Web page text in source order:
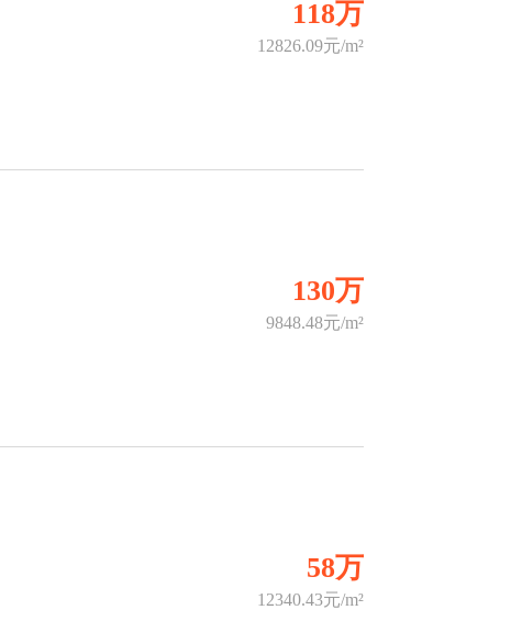
118万
12826.09元/m²
130万
9848.48元/m²
58万
12340.43元/m²